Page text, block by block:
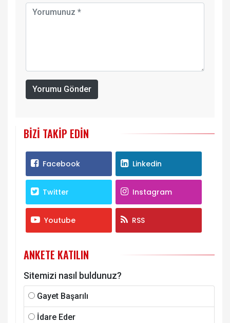
Yorumu Gönder
BIZI TAKIP EDIN
Facebook Linkedin
Twitter Instagram
Youtube RSS
ANKETE KATILIN
Sitemizi nasıl buldunuz?
Gayet Başarılı
İdare Eder